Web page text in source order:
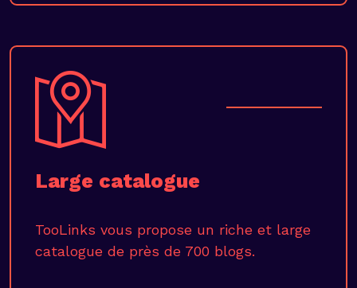
Large catalogue
TooLinks vous propose un riche et large
catalogue de près de 700 blogs.